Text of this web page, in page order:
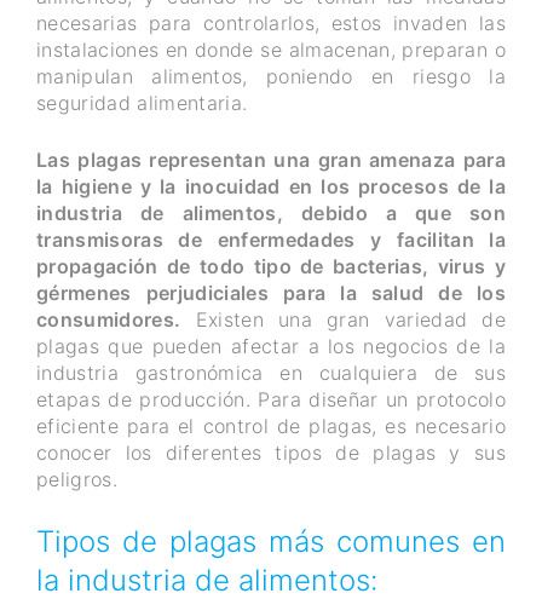
necesarias para controlarlos, estos invaden las
instalaciones en donde se almacenan, preparan o
manipulan alimentos, poniendo en riesgo la
seguridad alimentaria.
Las plagas representan una gran amenaza para
la higiene y la inocuidad en los procesos de la
industria de alimentos, debido a que son
transmisoras de enfermedades y facilitan la
propagación de todo tipo de bacterias, virus y
gérmenes perjudiciales para la salud de los
consumidores. Existen una gran variedad de
plagas que pueden afectar a los negocios de la
industria gastronómica en cualquiera de sus
etapas de producción. Para diseñar un protocolo
eficiente para el control de plagas, es necesario
conocer los diferentes tipos de plagas y sus
peligros.
Tipos de plagas más comunes en
la industria de alimentos: